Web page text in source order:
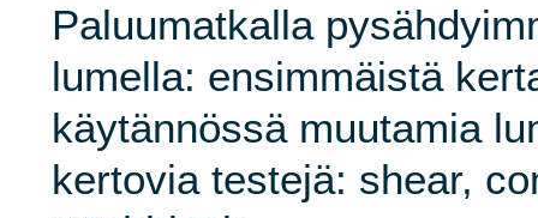
Paluumatkalla
lumella: ensimmäistä
käytännössä muutamia
kertovia testejä: shear,